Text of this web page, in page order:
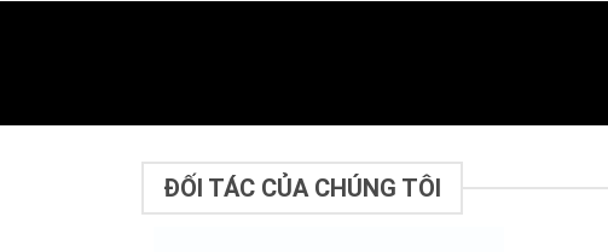
ĐỐI TÁC CỦA CHÚNG TÔI